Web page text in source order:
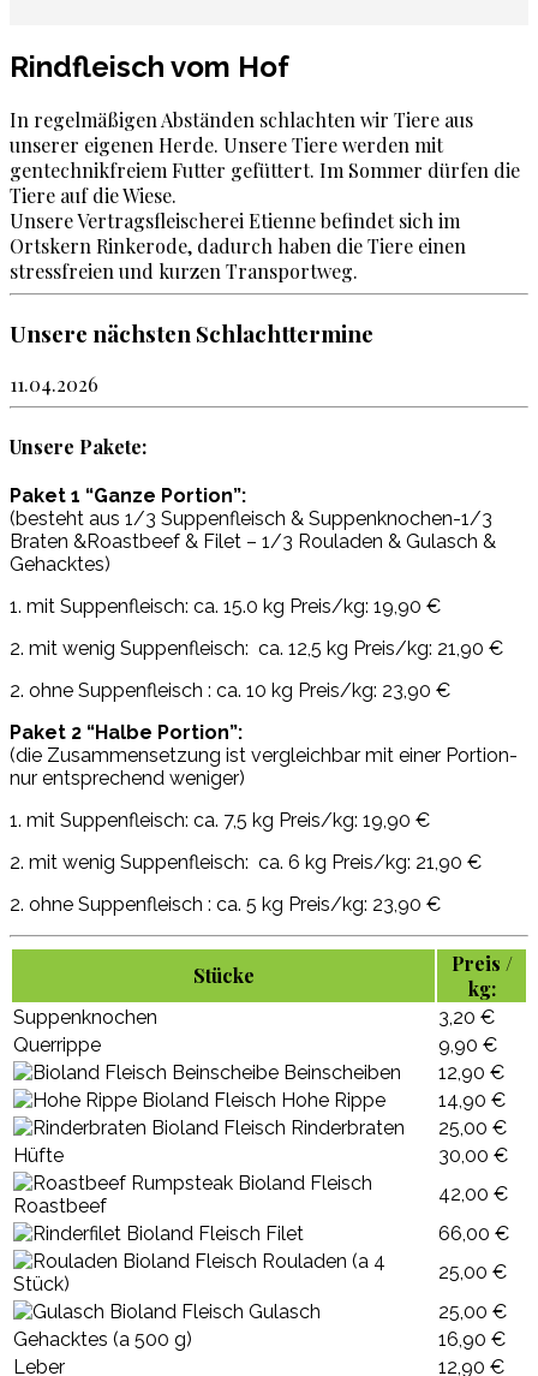
Rindfleisch vom Hof
In regelmäßigen Abständen schlachten wir Tiere aus
unserer eigenen Herde. Unsere Tiere werden mit
gentechnikfreiem Futter gefüttert. Im Sommer dürfen die
Tiere auf die Wiese.
Unsere Vertragsfleischerei Etienne befindet sich im
Ortskern Rinkerode, dadurch haben die Tiere einen
stressfreien und kurzen Transportweg.
Unsere nächsten Schlachttermine
11.04.2026
Unsere Pakete:
Paket 1 “Ganze Portion”:
(besteht aus 1/3 Suppenfleisch & Suppenknochen-1/3
Braten &Roastbeef & Filet – 1/3 Rouladen & Gulasch &
Gehacktes)
1. mit Suppenfleisch: ca. 15.0 kg Preis/kg: 19,90 €
2. mit wenig Suppenfleisch: ca. 12,5 kg Preis/kg: 21,90 €
2. ohne Suppenfleisch : ca. 10 kg Preis/kg: 23,90 €
Paket 2 “Halbe Portion”:
(die Zusammensetzung ist vergleichbar mit einer Portion-
nur entsprechend weniger)
1. mit Suppenfleisch: ca. 7,5 kg Preis/kg: 19,90 €
2. mit wenig Suppenfleisch: ca. 6 kg Preis/kg: 21,90 €
2. ohne Suppenfleisch : ca. 5 kg Preis/kg: 23,90 €
Stücke
Preis /
kg:
Suppenknochen
3,20 €
Querrippe
9,90 €
Beinscheiben
12,90 €
Hohe Rippe
14,90 €
Rinderbraten
25,00 €
Hüfte
30,00 €
Roastbeef
42,00 €
Filet
66,00 €
Rouladen (a 4
Stück)
25,00 €
Gulasch
25,00 €
Gehacktes (a 500 g)
16,90 €
Leber
12,90 €